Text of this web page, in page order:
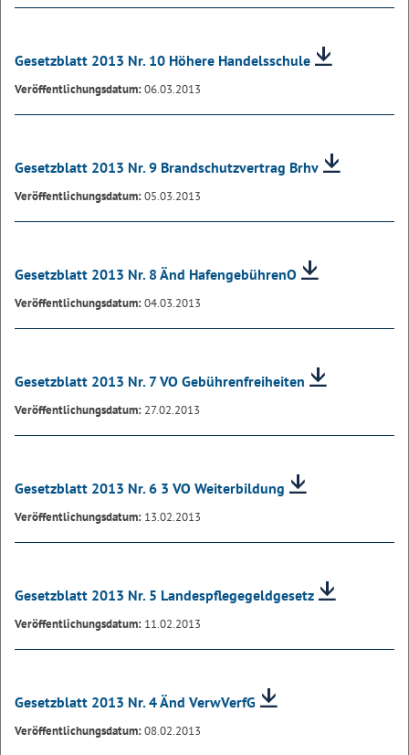
Gesetzblatt 2013 Nr. 10 Höhere Handelsschule
Veröffentlichungsdatum:06.03.2013
Gesetzblatt 2013 Nr. 9 Brandschutzvertrag Brhv
Veröffentlichungsdatum:05.03.2013
Gesetzblatt 2013 Nr. 8 Änd HafengebührenO
Veröffentlichungsdatum:04.03.2013
Gesetzblatt 2013 Nr. 7 VO Gebührenfreiheiten
Veröffentlichungsdatum: 27.02.2013
Gesetzblatt 2013 Nr. 6 3 VO Weiterbildung
Veröffentlichungsdatum: 13.02.2013
Gesetzblatt 2013 Nr. 5 Landespflegegeldgesetz
Veröffentlichungsdatum: 11.02.2013
Gesetzblatt 2013 Nr. 4 Änd VerwVerfG
Veröffentlichungsdatum:08.02.2013